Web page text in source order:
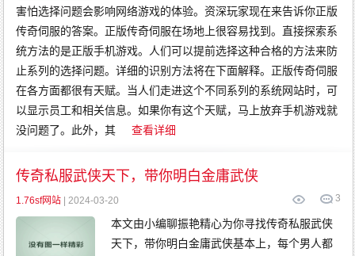
害怕选择问题会影响网络游戏的体验。资深玩家现在来告诉你正版
传奇伺服的答案。正版传奇伺服在场地上很容易找到。直接探索系
统方法的是正版手机游戏。人们可以提前选择这种合格的方法来防
止系列的选择问题。详细的识别方法将在下面解释。正版传奇伺服
在各方面都很有天赋。当人们走进这个不同系列的系统网站时，可
以显示员工和相关信息。如果你有这个天赋，马上放弃手机游戏就
没问题了。此外，其
查看详细
传奇私服武侠天下，带你明白金庸武侠
3
1.76sf网站 | 2024-03-20
本文由小编聊振艳精心为你寻找传奇私服武侠
天下，带你明白金庸武侠基本上，每个男人都